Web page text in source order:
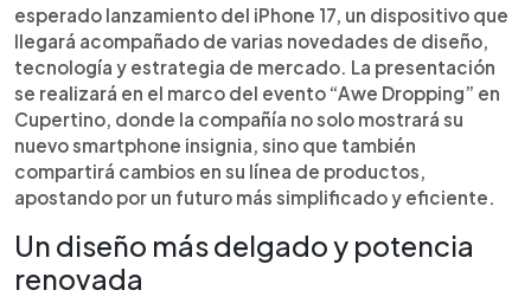
evento “Awe Dropping” en Cupertino. El nuevo
modelo destacará por un diseño más delgado,
con la variante iPhone 17 Air como protagonista.
Incorporará el chip A19 Pro y el sistema operativo
iOS 26, con mejoras en personalización,
inteligencia artificial y seguridad. Estará
disponible en nuevos colores como azul y verde,
además de los clásicos. Apple también
descontinuará algunos modelos, apostando por
un portafolio más simplificado. El anuncio genera
expectativa global, pues marcará un giro en
diseño, precios y estrategias de mercado,
esperado lanzamiento del iPhone 17, un dispositivo que
llegará acompañado de varias novedades de diseño,
tecnología y estrategia de mercado. La presentación
se realizará en el marco del evento “Awe Dropping” en
Cupertino, donde la compañía no solo mostrará su
nuevo smartphone insignia, sino que también
compartirá cambios en su línea de productos,
apostando por un futuro más simplificado y eficiente.
Un diseño más delgado y potencia
renovada